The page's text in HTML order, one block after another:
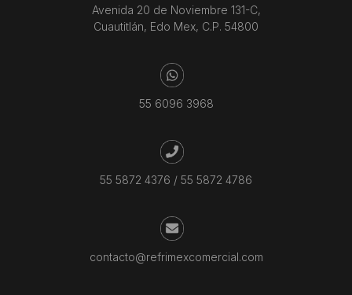
Avenida 20 de Noviembre 131-C,
Cuautitlán, Edo Mex, C.P. 54800
55 6096 3968
55 5872 4376 / 55 5872 4786
contacto@refrimexcomercial.com